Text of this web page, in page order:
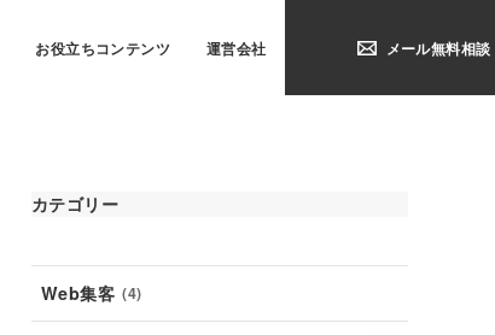
お役立ちコンテンツ 運営会社 メール無料相談
カテゴリー
Web集客 (4)